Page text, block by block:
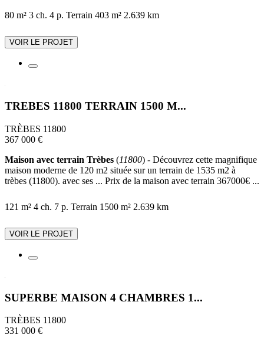
80 m² 3 ch. 4 p. Terrain 403 m² 2.639 km
VOIR LE PROJET
TREBES 11800 TERRAIN 1500 M...
TRÈBES 11800
367 000 €
Maison avec terrain Trèbes (11800) - Découvrez cette magnifique
maison moderne de 120 m2 située sur un terrain de 1535 m2 à
trèbes (11800). avec ses ... Prix de la maison avec terrain 367000€ ...
121 m² 4 ch. 7 p. Terrain 1500 m² 2.639 km
VOIR LE PROJET
SUPERBE MAISON 4 CHAMBRES 1...
TRÈBES 11800
331 000 €